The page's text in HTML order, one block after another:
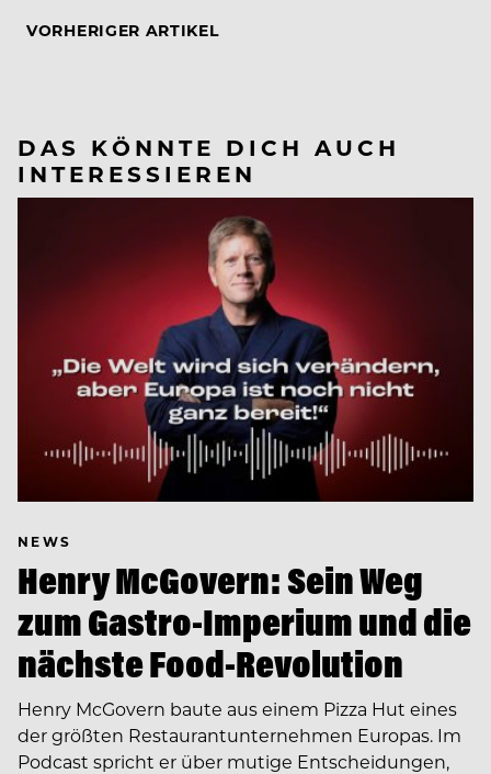
VORHERIGER ARTIKEL
DAS KÖNNTE DICH AUCH
INTERESSIEREN
NEWS
Henry McGovern: Sein Weg
zum Gastro-Imperium und die
nächste Food-Revolution
Henry McGovern baute aus einem Pizza Hut eines
der größten Restaurantunternehmen Europas. Im
Podcast spricht er über mutige Entscheidungen,